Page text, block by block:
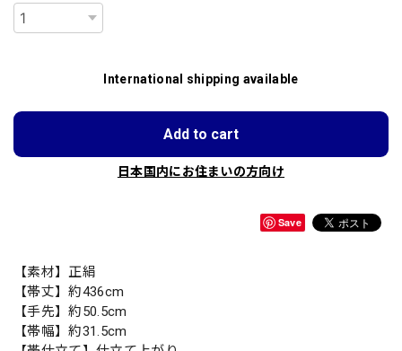
International shipping available
Add to cart
日本国内にお住まいの方向け
Save
【素材】正絹
【帯丈】約436cm
【手先】約50.5cm
【帯幅】約31.5cm